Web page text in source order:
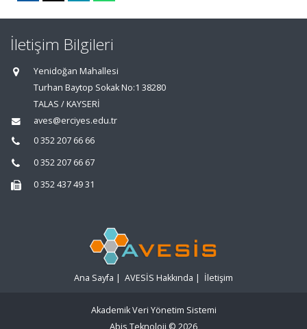
İletişim Bilgileri
Yenidoğan Mahallesi
Turhan Baytop Sokak No:1 38280
TALAS / KAYSERİ
aves@erciyes.edu.tr
0 352 207 66 66
0 352 207 66 67
0 352 437 49 31
Ana Sayfa | AVESİS Hakkında | İletişim
Akademik Veri Yönetim Sistemi
Abis Teknoloji © 2026